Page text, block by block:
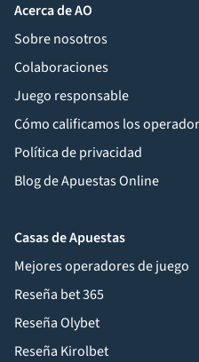
Acerca de AO
Sobre nosotros
Colaboraciones
Juego responsable
Cómo calificamos los
Política de privacidad
Blog de Apuestas Online
Casas de Apuestas
Mejores operadores de juego
Reseña bet 365
Reseña Olybet
Reseña Kirolbet